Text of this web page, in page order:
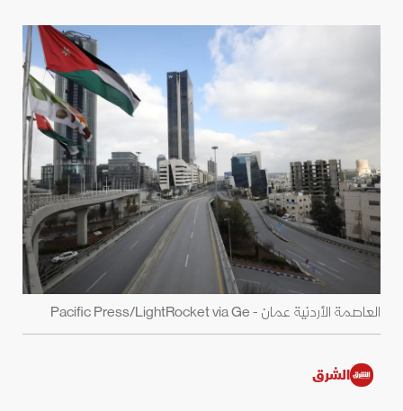
العاصمة الأردنية عمان - Pacific Press/LightRocket via Ge
الشرق